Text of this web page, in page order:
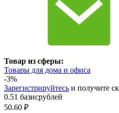
Товар из сферы:
Товары для дома и офиса
-3%
Зарегистрируйтесь и получите
0.51 базисрублей
50.60 ₽